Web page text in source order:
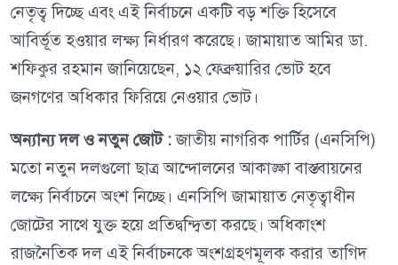
নেতৃত্ব দিচ্ছে এবং এই নির্বাচনে একটি বড় শক্তি হিসেবে
আবির্ভূত হওয়ার লক্ষ্য নির্ধারণ করেছে। জামায়াত আমির ডা.
শফিকুর রহমান জানিয়েছেন, ১২ ফেব্রুয়ারির ভোট হবে
জনগণের অধিকার ফিরিয়ে নেওয়ার ভোট।
অন্যান্য দল ও নতুন জোট :জাতীয় নাগরিক পার্টির (এনসিপি)
মতো নতুন দলগুলো ছাত্র আন্দোলনের আকাঙ্ক্ষা বাস্তবায়নের
লক্ষ্যে নির্বাচনে অংশ নিচ্ছে। এনসিপি জামায়াত নেতৃত্বাধীন
জোটের সাথে যুক্ত হয়ে প্রতিদ্বন্দ্বিতা করছে। অধিকাংশ
রাজনৈতিক দল এই নির্বাচনকে অংশগ্রহণমূলক করার তাগিদ